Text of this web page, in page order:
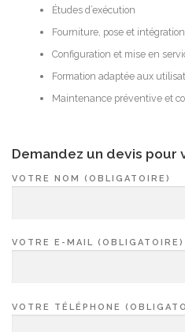
Études d’exécution
Fourniture, pose et
Configuration et mise en
Formation adaptée aux
Maintenance préventive et
Demandez un devis pour
VOTRE NOM (OBLIGATOIRE)
VOTRE E-MAIL (OBLIGATOIRE)
VOTRE TÉLÉPHONE